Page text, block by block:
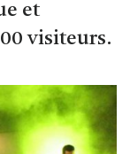
et
visiteurs.